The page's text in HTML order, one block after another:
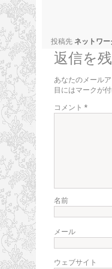
投稿先 ネットワー
返信を
あなたのメール
目にはマークが
コメント *
名前
メール
ウェブサイト